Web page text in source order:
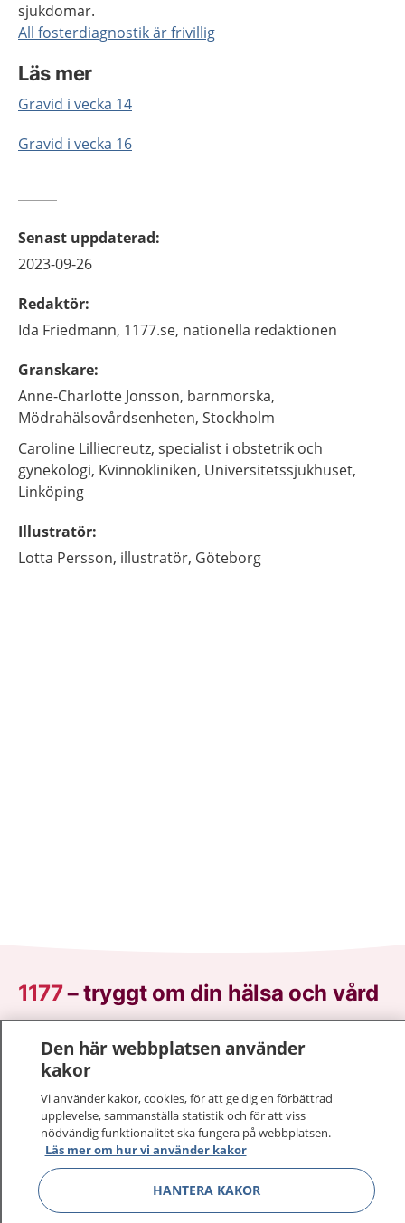
sjukdomar.
All fosterdiagnostik är frivillig
Läs mer
Gravid i vecka 14
Gravid i vecka 16
Senast uppdaterad:
2023-09-26
Redaktör:
Ida Friedmann, 1177.se, nationella redaktionen
Granskare:
Anne-Charlotte Jonsson, barnmorska,
Mödrahälsovårdsenheten, Stockholm
Caroline Lilliecreutz, specialist i obstetrik och
gynekologi, Kvinnokliniken, Universitetssjukhuset,
Linköping
Illustratör:
Lotta Persson, illustratör, Göteborg
1177–tryggt om din hälsa och vård
sjukdomar och vilka mottagningar du kan kontakta.
Logga in för att läsa din journal och göra dina
vårdärenden. Ring telefonnummer 1177 för
sjukvårdsrådgivning dygnet runt.
1177 ger dig råd när du vill må bättre.
Den här webbplatsen använder
kakor
Vi använder kakor, cookies, för att ge dig en förbättrad
upplevelse, sammanställa statistik och för att viss
nödvändig funktionalitet ska fungera på webbplatsen.
Läs mer om hur vi använder kakor
HANTERA KAKOR